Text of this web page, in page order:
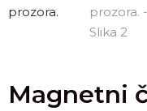
Magnetni